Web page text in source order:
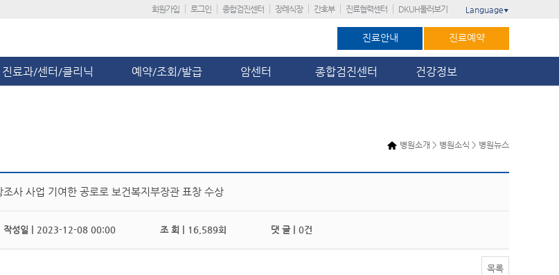
회원가입 로그인 종합검진센터 장례식장 간호부 진료협력센터 DKUH둘러보기 Language ▼
진료안내 진료예약
진료과/센터/클리닉 예약/조회/발급 암센터 종합검진센터 건강정보
병원소개 > 병원소식 > 병원뉴스
사 사업 기여한 공로로 보건복지부장관 표창 수상
작성일 | 2023-12-08 00:00 조 회 | 16,589회 댓 글 | 0건
목록